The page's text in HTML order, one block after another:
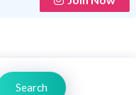
Search